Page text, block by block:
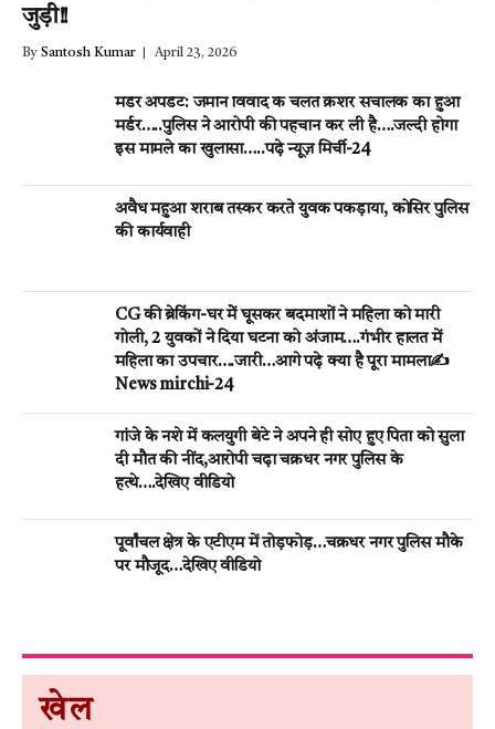
जुड़ी!!
By Santosh Kumar April 23, 2026
मर्डर अपडेट: जमीन विवाद के चलते क्रेशर संचालक का हुआ
मर्डर…..पुलिस ने आरोपी की पहचान कर ली है….जल्दी होगा
इस मामले का खुलासा…..पढ़े न्यूज़ मिर्ची-24
अवैध महुआ शराब तस्कर करते युवक पकड़ाया, कोसिर पुलिस
की कार्यवाही
CG की ब्रेकिंग-घर मेें घूसकर बदमाशों ने महिला को मारी
गोली, 2 युवकों ने दिया घटना को अंजाम….गंभीर हालत में
महिला का उपचार….जारी…आगे पढ़े क्या है पूरा मामला✍️
News mirchi-24
गांजे के नशे में कलयुगी बेटे ने अपने ही सोए हुए पिता को सुला
दी मौत की नींद,आरोपी चढ़ा चक्रधर नगर पुलिस के
हत्थे….देखिए वीडियो
पूर्वांचल क्षेत्र के एटीएम में तोड़फोड़…चक्रधर नगर पुलिस मौके
पर मौजूद…देखिए वीडियो
खेल